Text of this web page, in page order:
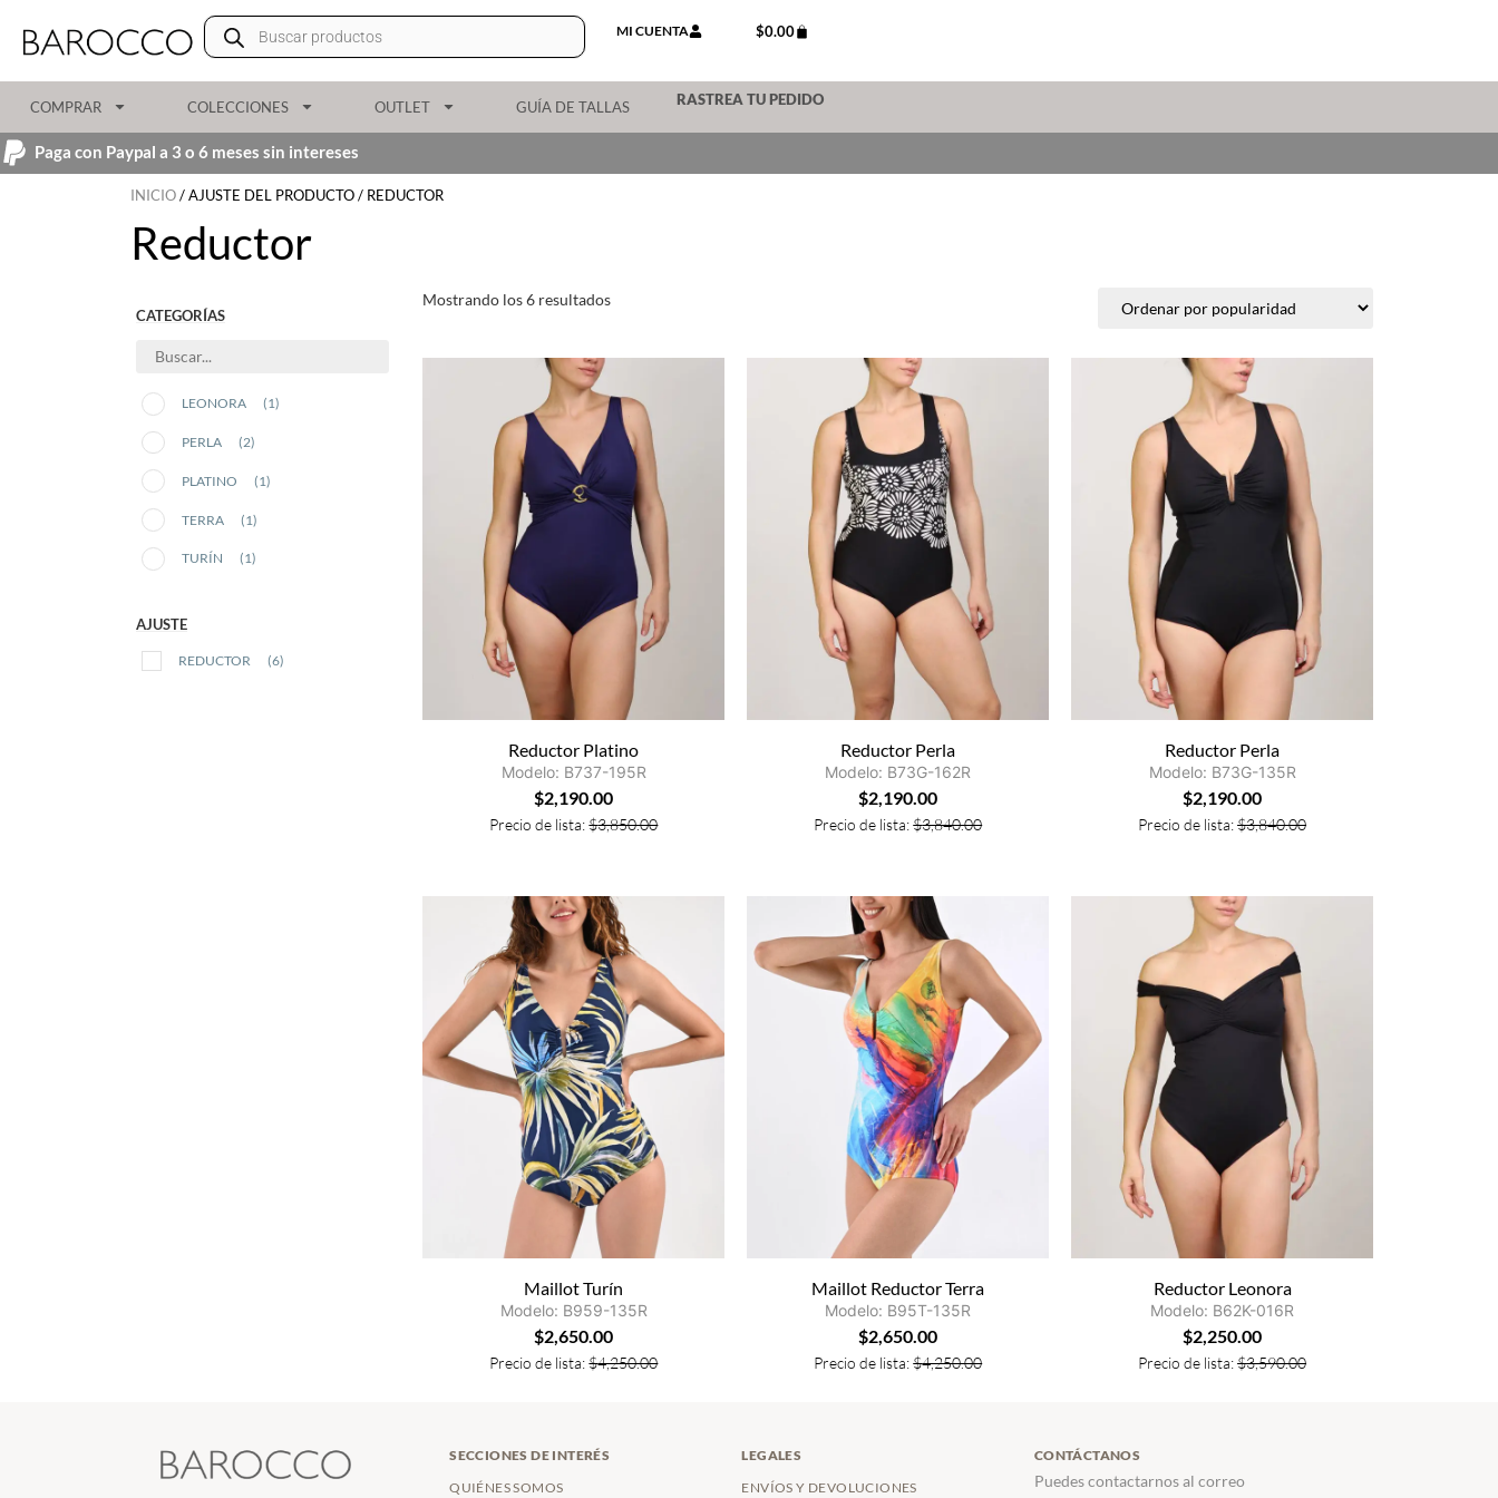
MI CUENTA $0.00
COMPRAR COLECCIONES OUTLET GUÍA DE TALLAS RASTREA TU PEDIDO
Paga con Paypal a 3 o 6 meses sin intereses
INICIO/ AJUSTE DEL PRODUCTO / REDUCTOR
Reductor
CATEGORÍAS
LEONORA (1)
PERLA (2)
PLATINO (1)
TERRA (1)
TURÍN (1)
AJUSTE
REDUCTOR (6)
Mostrando los 6 resultados
Reductor Platino
Modelo: B737-195R
$2,190.00
Precio de lista:$3,850.00
Reductor Perla
Modelo: B73G-162R
$2,190.00
Precio de lista:$3,840.00
Reductor Perla
Modelo: B73G-135R
$2,190.00
Precio de lista:$3,840.00
Maillot Turín
Modelo: B959-135R
$2,650.00
Precio de lista:$4,250.00
Maillot Reductor Terra
Modelo: B95T-135R
$2,650.00
Precio de lista:$4,250.00
Reductor Leonora
Modelo: B62K-016R
$2,250.00
Precio de lista:$3,590.00
SECCIONES DE INTERÉS
QUIÉNES SOMOS
LEGALES
ENVÍOS Y DEVOLUCIONES
CONTÁCTANOS
Puedes contactarnos al correo